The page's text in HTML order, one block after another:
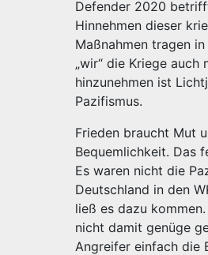
Defender 2020
Hinnehmen dieser
Maßnahmen tragen
„wir“ die Kriege auch
hinzunehmen ist
Pazifismus.
Frieden braucht Mut
Bequemlichkeit. Das
Es waren nicht die
Deutschland in den
ließ es dazu
nicht damit genüge
Angreifer einfach die